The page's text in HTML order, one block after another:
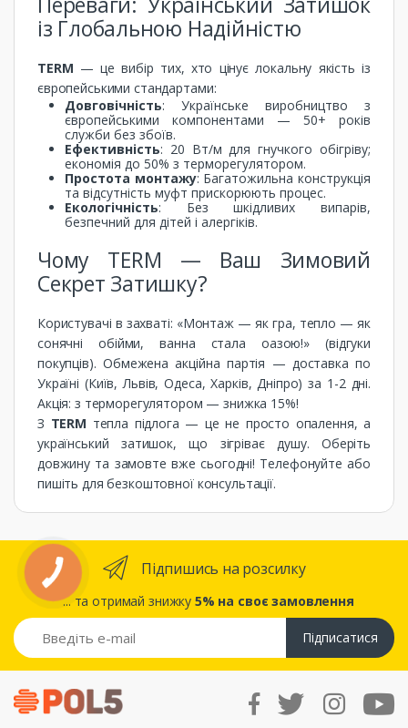
із Глобальною Надійністю
TERM — це вибір тих, хто цінує локальну якість із
європейськими стандартами:
Довговічність: Українське виробництво з
європейськими компонентами — 50+ років
служби без збоїв.
Ефективність: 20 Вт/м для гнучкого обігріву;
економія до 50% з терморегулятором.
Простота монтажу: Багатожильна конструкція
та відсутність муфт прискорюють процес.
Екологічність: Без шкідливих випарів,
безпечний для дітей і алергіків.
Чому TERM — Ваш Зимовий
Секрет Затишку?
Користувачі в захваті: «Монтаж — як гра, тепло — як
сонячні обійми, ванна стала оазою!» (відгуки
покупців). Обмежена акційна партія — доставка по
Україні (Київ, Львів, Одеса, Харків, Дніпро) за 1-2 дні.
Акція: з терморегулятором — знижка 15%!
З TERM тепла підлога — це не просто опалення, а
український затишок, що зігріває душу. Оберіть
довжину та замовте вже сьогодні! Телефонуйте або
пишіть для безкоштовної консультації.
Підпишись на розсилку
... та отримай знижку 5% на своє замовлення
Підписатися